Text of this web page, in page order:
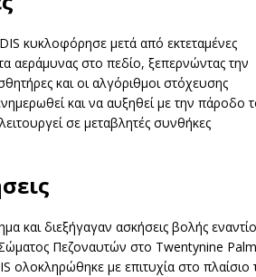
κυκλοφόρησε μετά από εκτεταμένες
αεράμυνας στο πεδίο, ξεπερνώντας την
και οι αλγόριθμοι στόχευσης
και να αυξηθεί με την πάροδο
σε μεταβλητές συνθήκες
και διεξήγαγαν ασκήσεις βολής
Πεζοναυτών στο Twentynine
ολοκληρώθηκε με επιτυχία στο πλαίσιο